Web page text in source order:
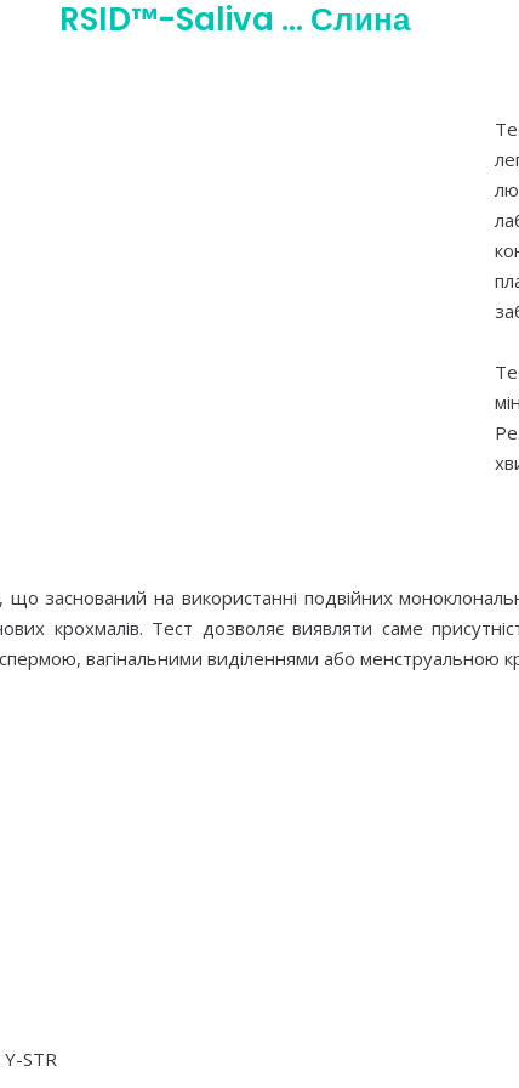
RSID™-Saliva … Слина
заснований на використанні подвійних
крохмалів. Тест дозволяє виявляти саме
вагінальними виділеннями або менструальною
STR